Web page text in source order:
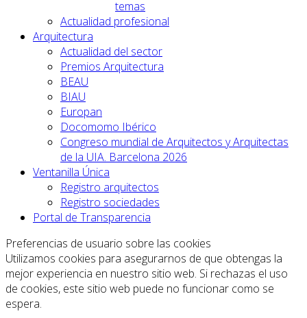
temas
Actualidad profesional
Arquitectura
Actualidad del sector
Premios Arquitectura
BEAU
BIAU
Europan
Docomomo Ibérico
Congreso mundial de Arquitectos y Arquitectas
de la UIA. Barcelona 2026
Ventanilla Única
Registro arquitectos
Registro sociedades
Portal de Transparencia
Preferencias de usuario sobre las cookies
Utilizamos cookies para asegurarnos de que obtengas la
mejor experiencia en nuestro sitio web. Si rechazas el uso
de cookies, este sitio web puede no funcionar como se
espera.